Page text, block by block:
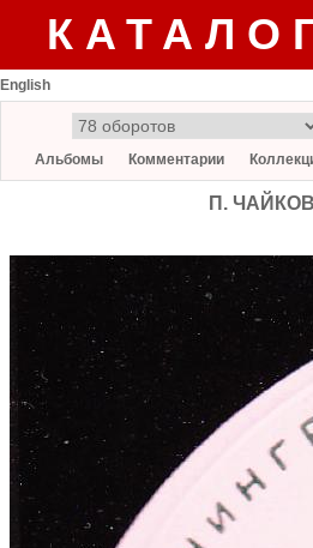
English
Альбомы Комментарии
П.